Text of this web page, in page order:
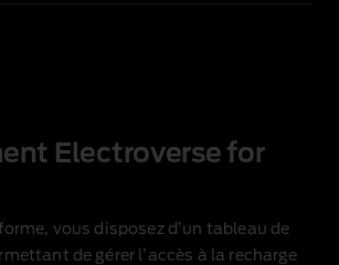
Electroverse for
vous disposez d’un tableau de
de gérer l’accès à la recharge